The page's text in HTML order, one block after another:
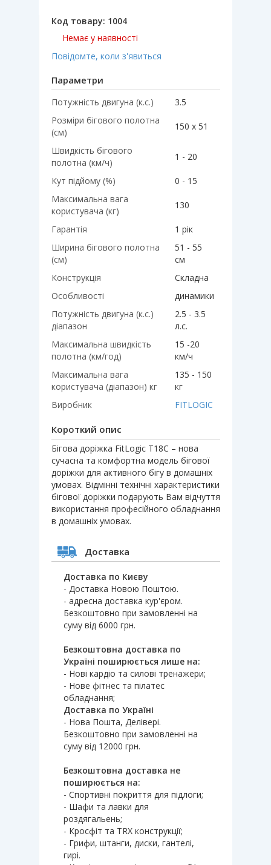
Код товару: 1004
Немає у наявності
Повідомте, коли з'явиться
Параметри
Потужність двигуна (к.с.)
3.5
Розміри бігового полотна
(см)
150 х 51
Швидкість бігового
полотна (км/ч)
1 - 20
Кут підйому (%)
0 - 15
Максимальна вага
користувача (кг)
130
Гарантія
1 рік
Ширина бігового полотна
(см)
51 - 55
см
Конструкція
Складна
Особливості
динамики
Потужність двигуна (к.с.)
діапазон
2.5 - 3.5
л.с.
Максимальна швидкість
полотна (км/год)
15 -20
км/ч
Максимальна вага
користувача (діапазон) кг
135 - 150
кг
Виробник
FITLOGIC
Короткий опис
Бігова доріжка FitLogic Т18C – нова
сучасна та комфортна модель бігової
доріжки для активного бігу в домашніх
умовах. Відмінні технічні характеристики
бігової доріжки подарують Вам відчуття
використання професійного обладнання
в домашніх умовах.
Доставка
Доставка по Києву
- Доставка Новою Поштою.
- адресна доставка кур'єром.
Безкоштовно при замовленні на
суму від 6000 грн.
Безкоштовна доставка по
Україні поширюється лише на:
- Нові кардіо та силові тренажери;
- Нове фітнес та пілатес
обладнання;
Доставка по Україні
- Нова Пошта, Делівері.
Безкоштовно при замовленні на
суму від 12000 грн.
Безкоштовна доставка не
поширюється на:
- Спортивні покриття для підлоги;
- Шафи та лавки для
роздягальень;
- Кросфіт та TRX конструкції;
- Грифи, штанги, диски, гантелі,
гирі.